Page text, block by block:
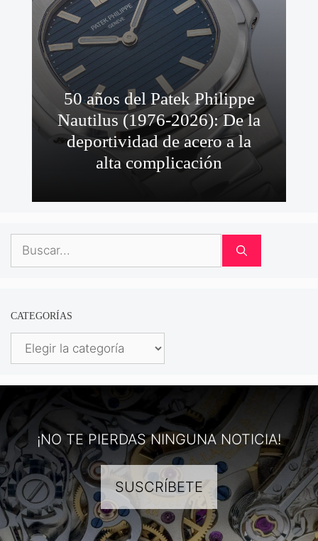
50 años del Patek Philippe
Nautilus (1976-2026): De la
deportividad de acero a la
alta complicación
Buscar:
CATEGORÍAS
Categorías
¡NO TE PIERDAS NINGUNA NOTICIA!
SUSCRÍBETE